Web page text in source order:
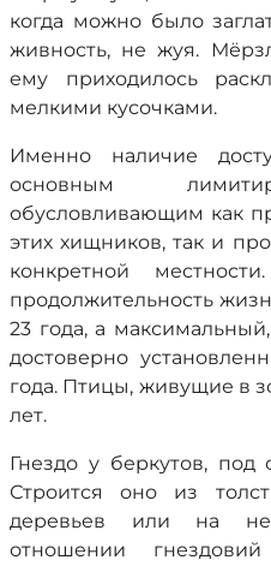
когда можно было
живность, не жуя.
ему приходилось
мелкими кусочками.
Именно наличие
основным
обусловливающим как
этих хищников, так и
конкретной
продолжительность
23 года, а
достоверно
года. Птицы, живущие в
лет.
Гнездо у беркутов, под
Строится оно из
деревьев или на
отношении